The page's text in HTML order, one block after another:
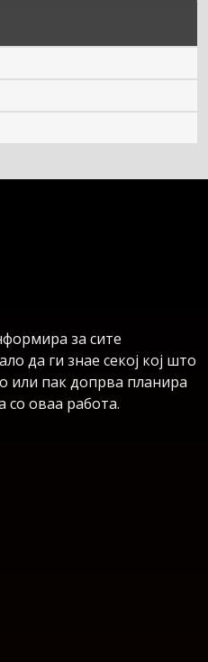
за сите
да ги знае секој кој што
или пак допрва планира
со оваа работа.